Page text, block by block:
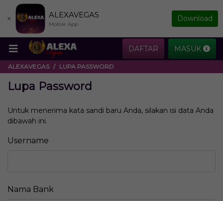
× ALEXAVEGAS
Mobile App
Download
DAFTAR MASUK
ALEXAVEGAS LUPA PASSWORD
Lupa Password
Untuk menerima kata sandi baru Anda, silakan isi data Anda
dibawah ini.
Username
Nama Bank